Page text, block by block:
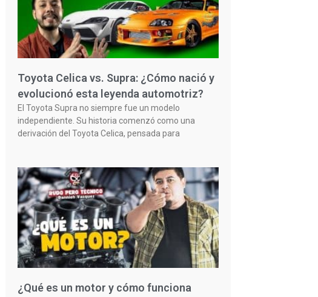
Toyota Celica vs. Supra: ¿Cómo nació y
evolucionó esta leyenda automotriz?
El Toyota Supra no siempre fue un modelo
independiente. Su historia comenzó como una
derivación del Toyota Celica, pensada para
¿Qué es un motor y cómo funciona